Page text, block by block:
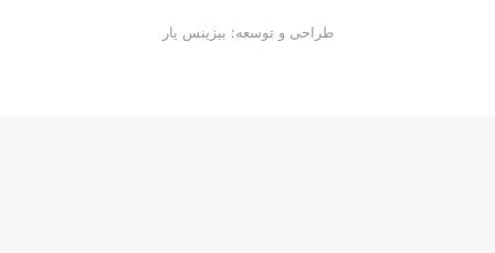
طراحی و توسعه: بیزینس یار